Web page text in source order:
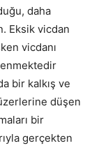
daha
Eksik vicdan
vicdanı
bir kalkış ve
düşen
bir
gerçekten